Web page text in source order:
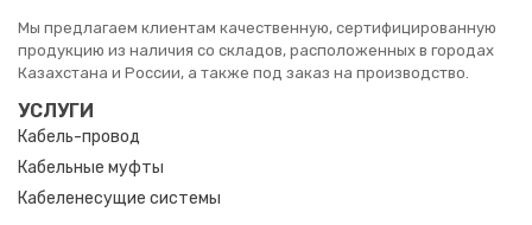
Мы предлагаем клиентам качественную, сертифицированную
продукцию из наличия со складов, расположенных в городах
Казахстана и России, а также под заказ на производство.
УСЛУГИ
Кабель-провод
Кабельные муфты
Кабеленесущие системы